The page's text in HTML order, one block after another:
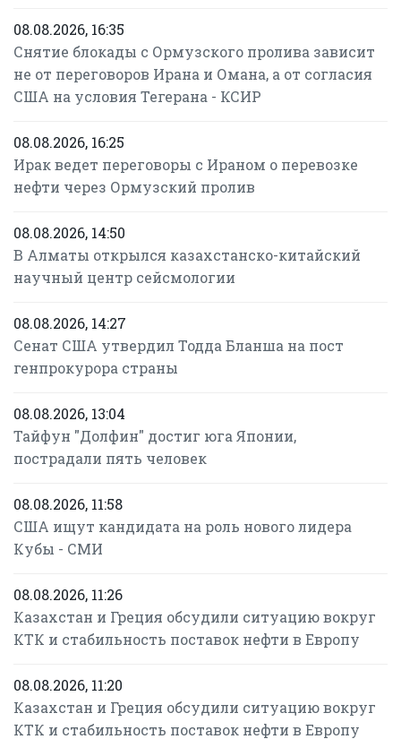
08.08.2026, 16:35
Снятие блокады с Ормузского пролива зависит
не от переговоров Ирана и Омана, а от согласия
США на условия Тегерана - КСИР
08.08.2026, 16:25
Ирак ведет переговоры с Ираном о перевозке
нефти через Ормузский пролив
08.08.2026, 14:50
В Алматы открылся казахстанско-китайский
научный центр сейсмологии
08.08.2026, 14:27
Сенат США утвердил Тодда Бланша на пост
генпрокурора страны
08.08.2026, 13:04
Тайфун "Долфин" достиг юга Японии,
пострадали пять человек
08.08.2026, 11:58
США ищут кандидата на роль нового лидера
Кубы - СМИ
08.08.2026, 11:26
Казахстан и Греция обсудили ситуацию вокруг
КТК и стабильность поставок нефти в Европу
08.08.2026, 11:20
Казахстан и Греция обсудили ситуацию вокруг
КТК и стабильность поставок нефти в Европу